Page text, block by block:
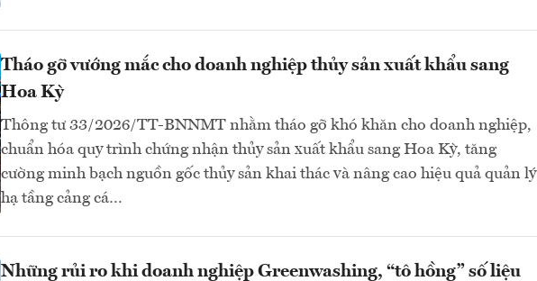
Tháo gỡ vướng mắc cho doanh nghiệp thủy sản xuất khẩu sang
Hoa Kỳ
Thông tư 33/2026/TT-BNNMT nhằm tháo gỡ khó khăn cho doanh nghiệp,
chuẩn hóa quy trình chứng nhận thủy sản xuất khẩu sang Hoa Kỳ, tăng
cường minh bạch nguồn gốc thủy sản khai thác và nâng cao hiệu quả quản lý
hạ tầng cảng cá…
Những rủi ro khi doanh nghiệp Greenwashing, “tô hồng” số liệu